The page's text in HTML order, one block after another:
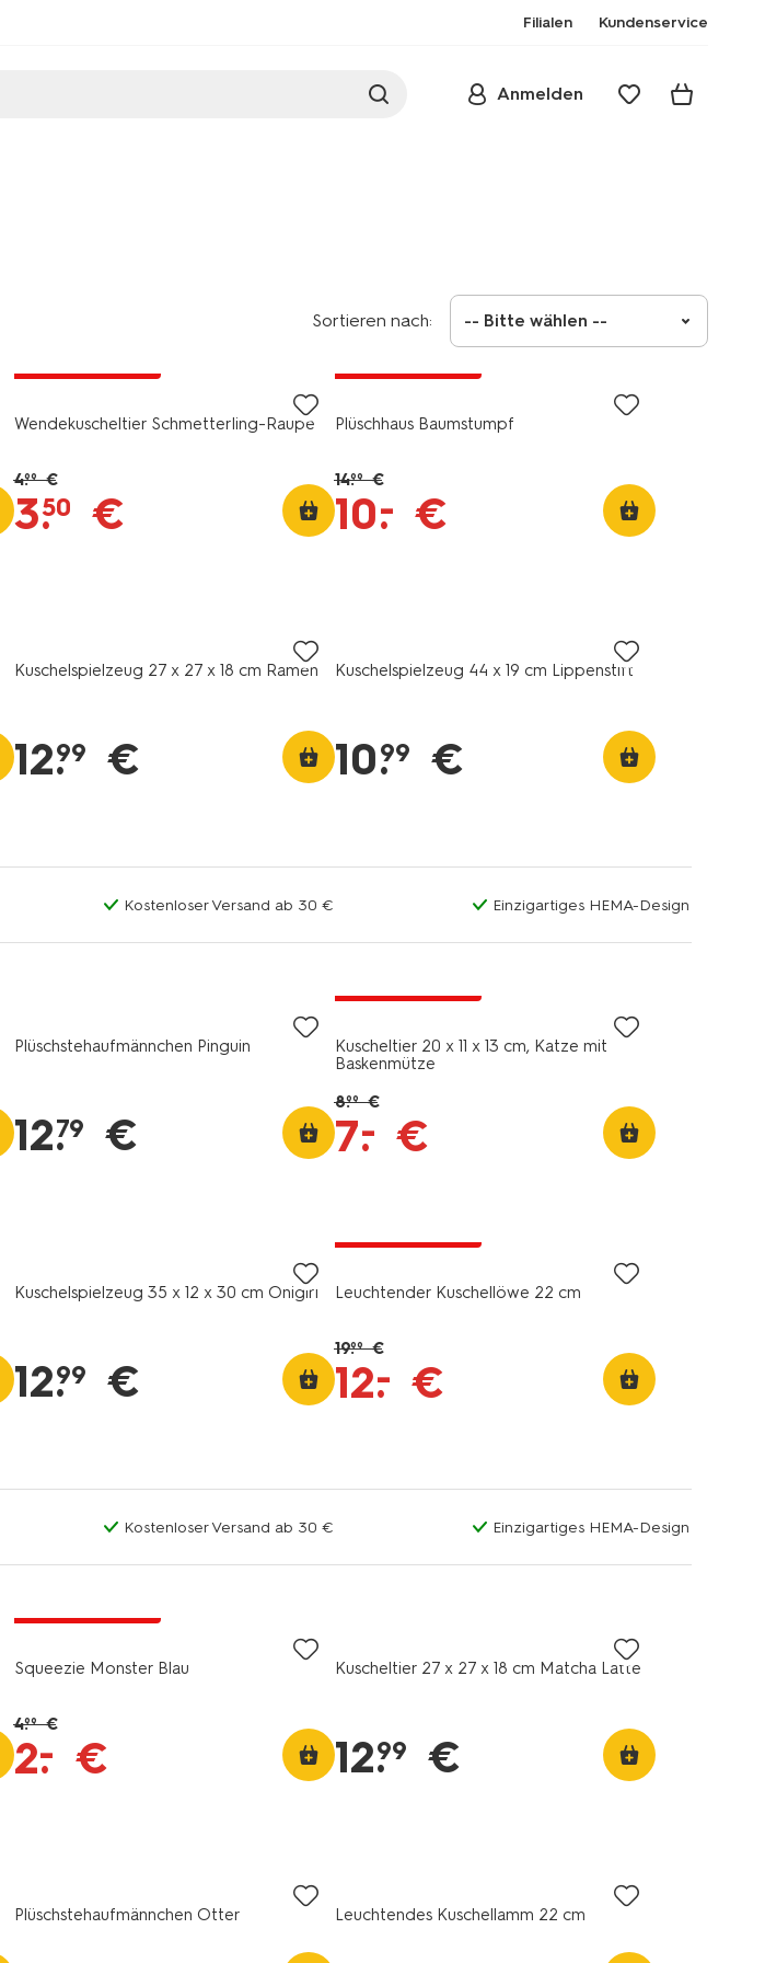
Filialen Kundenservice
Anmelden
Sortieren nach: -- Bitte wählen --
Wendekuscheltier Schmetterling-Raupe
4.99 €
3.
50 €
Plüschhaus Baumstumpf
14.99 €
10.
– €
Kuschelspielzeug 27 x 27 x 18 cm Ramen
12.
99 €
Kuschelspielzeug 44 x 19 cm Lippenstift
10.
99 €
Kostenloser Versand ab 30 € Einzigartiges HEMA-Design
Plüschstehaufmännchen Pinguin
12.
79 €
Kuscheltier 20 x 11 x 13 cm, Katze mit
Baskenmütze
8.99 €
7.
– €
Kuschelspielzeug 35 x 12 x 30 cm Onigiri
12.
99 €
Leuchtender Kuschellöwe 22 cm
19.99 €
12.
– €
Kostenloser Versand ab 30 € Einzigartiges HEMA-Design
Squeezie Monster Blau
4.99 €
2.
– €
Kuscheltier 27 x 27 x 18 cm Matcha Latte
12.
99 €
Plüschstehaufmännchen Otter Leuchtendes Kuschellamm 22 cm